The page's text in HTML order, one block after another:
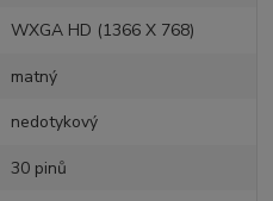
WXGA HD (1366 X 768)
matný
nedotykový
30 pinů